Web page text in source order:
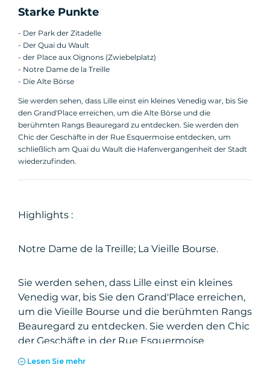
Starke Punkte
- Der Park der Zitadelle
- Der Quai du Wault
- der Place aux Oignons (Zwiebelplatz)
- Notre Dame de la Treille
- Die Alte Börse
Sie werden sehen, dass Lille einst ein kleines Venedig war, bis Sie
den Grand'Place erreichen, um die Alte Börse und die
berühmten Rangs Beauregard zu entdecken. Sie werden den
Chic der Geschäfte in der Rue Esquermoise entdecken, um
schließlich am Quai du Wault die Hafenvergangenheit der Stadt
wiederzufinden.
Highlights :
Notre Dame de la Treille; La Vieille Bourse.
Sie werden sehen, dass Lille einst ein kleines
Venedig war, bis Sie den Grand'Place erreichen,
um die Vieille Bourse und die berühmten Rangs
Beauregard zu entdecken. Sie werden den Chic
der Geschäfte in der Rue Esquermoise
entdecken, um schließlich am Quai du Wault
Lesen Sie mehr